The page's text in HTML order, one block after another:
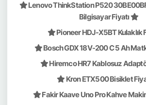
Lenovo ThinkStation P520
Bilgisayar Fiyatı
Pioneer HDJ-X5BT Kulaklık
Bosch GDX 18V-200 C 5 Ah
Hiremco HR7 Kablosuz
Kron ETX500 Bisiklet
Fakir Kaave Uno Pro Kahve